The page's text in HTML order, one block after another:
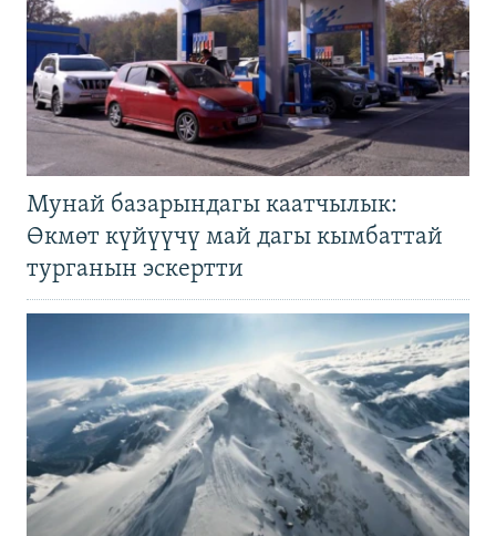
Мунай базарындагы каатчылык:
Өкмөт күйүүчү май дагы кымбаттай
турганын эскертти